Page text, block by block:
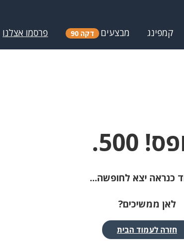
קמפינג מבצעים דקה 90 פרסמו אצלנו
500.
כנראה יצא לחופשה...
לאן ממשיכים?
חזרה לעמוד הבית